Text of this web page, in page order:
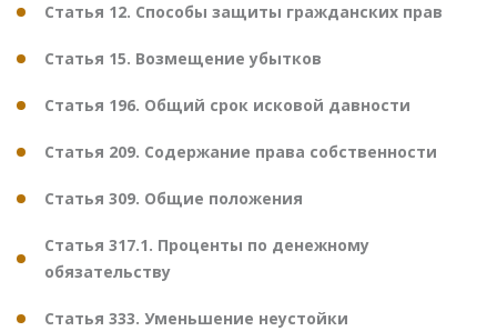
Статья 12. Способы защиты гражданских прав
Статья 15. Возмещение убытков
Статья 196. Общий срок исковой давности
Статья 209. Содержание права собственности
Статья 309. Общие положения
Статья 317.1. Проценты по денежному
обязательству
Статья 333. Уменьшение неустойки